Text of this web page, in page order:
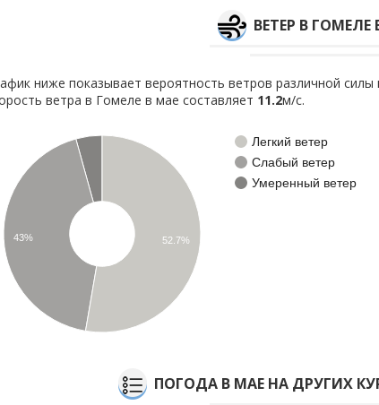
ВЕТЕР В ГОМЕЛЕ
ниже показывает вероятность ветров различной
ветра в Гомеле в мае составляет 11.2м/с.
Легкий ветер
Слабый ветер
Умеренный ветер
43% 52.7%
ПОГОДА В МАЕ НА ДРУГИХ